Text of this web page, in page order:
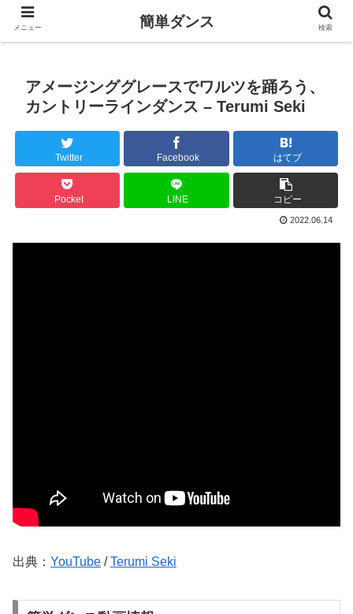
アメージンググレースでワルツを踊ろう、
カントリーラインダンス – Terumi Seki
Twitter Facebook はてブ
Pocket LINE コピー
2022.06.14
出典： YouTube /Terumi Seki
メニュー 簡単ダンス 検索